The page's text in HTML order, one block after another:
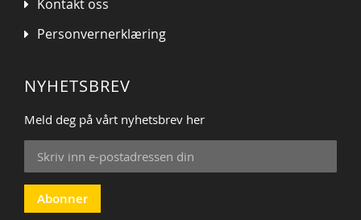
Kontakt oss
Personvernerklæring
NYHETSBREV
Meld deg på vårt nyhetsbrev her
Sign
Up
for
Our
Newsletter:
Abonner